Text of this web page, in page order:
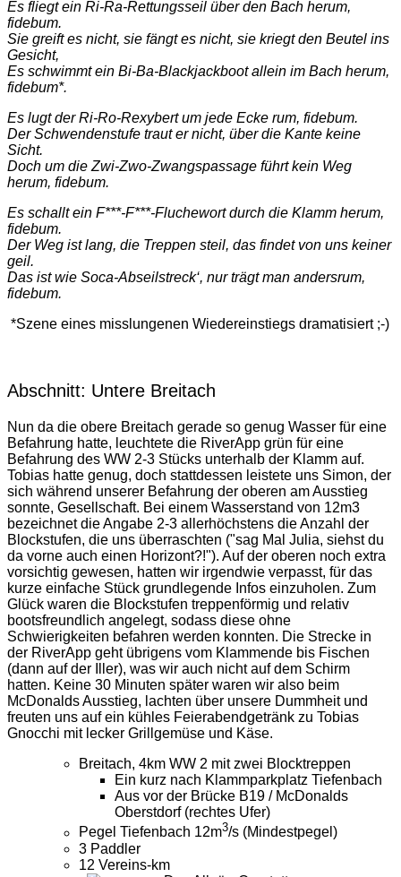
Es fliegt ein Ri-Ra-Rettungsseil über den Bach herum,
fidebum.
Sie greift es nicht, sie fängt es nicht, sie kriegt den Beutel ins
Gesicht,
Es schwimmt ein Bi-Ba-Blackjackboot allein im Bach herum,
fidebum*.
Es lugt der Ri-Ro-Rexybert um jede Ecke rum, fidebum.
Der Schwendenstufe traut er nicht, über die Kante keine
Sicht.
Doch um die Zwi-Zwo-Zwangspassage führt kein Weg
herum, fidebum.
Es schallt ein F***-F***-Fluchewort durch die Klamm herum,
fidebum.
Der Weg ist lang, die Treppen steil, das findet von uns keiner
geil.
Das ist wie Soca-Abseilstreck‘, nur trägt man andersrum,
fidebum.
*Szene eines misslungenen Wiedereinstiegs dramatisiert ;-)
Abschnitt: Untere Breitach
Nun da die obere Breitach gerade so genug Wasser für eine
Befahrung hatte, leuchtete die RiverApp grün für eine
Befahrung des WW 2-3 Stücks unterhalb der Klamm auf.
Tobias hatte genug, doch stattdessen leistete uns Simon, der
sich während unserer Befahrung der oberen am Ausstieg
sonnte, Gesellschaft. Bei einem Wasserstand von 12m3
bezeichnet die Angabe 2-3 allerhöchstens die Anzahl der
Blockstufen, die uns überraschten ("sag Mal Julia, siehst du
da vorne auch einen Horizont?!"). Auf der oberen noch extra
vorsichtig gewesen, hatten wir irgendwie verpasst, für das
kurze einfache Stück grundlegende Infos einzuholen. Zum
Glück waren die Blockstufen treppenförmig und relativ
bootsfreundlich angelegt, sodass diese ohne
Schwierigkeiten befahren werden konnten. Die Strecke in
der RiverApp geht übrigens vom Klammende bis Fischen
(dann auf der Iller), was wir auch nicht auf dem Schirm
hatten. Keine 30 Minuten später waren wir also beim
McDonalds Ausstieg, lachten über unsere Dummheit und
freuten uns auf ein kühles Feierabendgetränk zu Tobias
Gnocchi mit lecker Grillgemüse und Käse.
Breitach, 4km WW 2 mit zwei Blocktreppen
Ein kurz nach Klammparkplatz Tiefenbach
Aus vor der Brücke B19 / McDonalds
Oberstdorf (rechtes Ufer)
Pegel Tiefenbach 12m­3/s (Mindestpegel)
3 Paddler
12 Vereins-km